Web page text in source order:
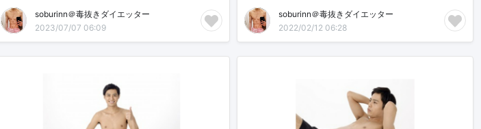
soburinn＠毒抜きダイエッター
2023/07/07 06:09
soburinn＠毒抜きダイエッター
2022/02/12 06:28